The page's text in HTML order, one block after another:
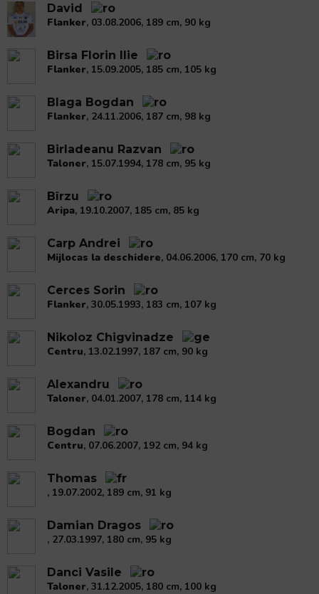
David
Flanker, 03.08.2006, 189 cm, 90 kg
Birsa Florin Ilie
Flanker, 15.09.2005, 185 cm, 105 kg
Blaga Bogdan
Flanker, 24.11.2006, 187 cm, 98 kg
Birladeanu Razvan
Taloner, 15.07.1994, 178 cm, 95 kg
Bîrzu
Aripa, 19.10.2007, 185 cm, 85 kg
Carp Andrei
Mijlocas la deschidere, 04.06.2006, 170 cm, 70 kg
Cerces Sorin
Flanker, 30.05.1993, 183 cm, 107 kg
Nikoloz Chigvinadze
Centru, 13.02.1997, 187 cm, 90 kg
Alexandru
Taloner, 04.01.2007, 178 cm, 114 kg
Bogdan
Centru, 07.06.2007, 192 cm, 94 kg
Thomas
, 19.07.2002, 189 cm, 91 kg
Damian Dragos
, 27.03.1997, 180 cm, 95 kg
Danci Vasile
Taloner, 31.12.2005, 180 cm, 100 kg